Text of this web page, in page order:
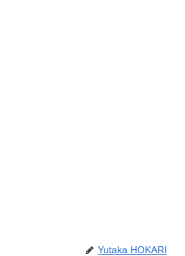
Yutaka HOKARI